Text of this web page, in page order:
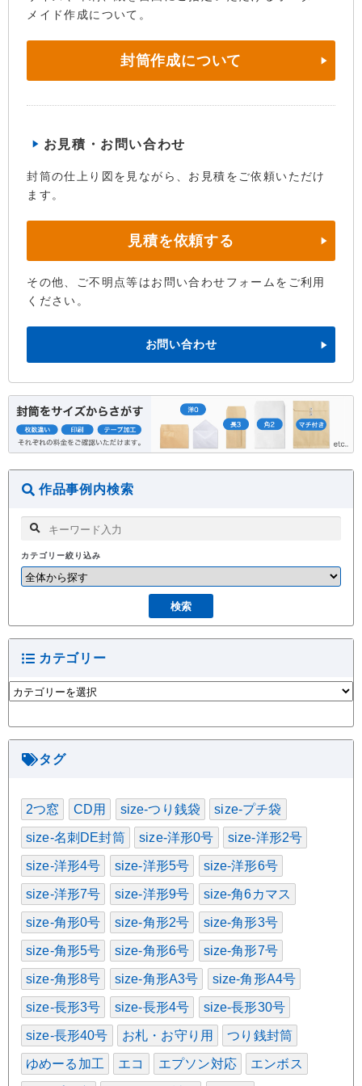
メイド作成について。
封筒作成について
お見積・お問い合わせ
封筒の仕上り図を見ながら、お見積をご依頼いただけ
ます。
見積を依頼する
その他、ご不明点等はお問い合わせフォームをご利用
ください。
お問い合わせ
作品事例内検索
カテゴリー絞り込み
カテゴリー
カ
テ
タグ
2つ窓 CD用 size-つり銭袋 size-プチ袋
size-名刺DE封筒 size-洋形0号 size-洋形2号
size-洋形4号 size-洋形5号 size-洋形6号
size-洋形7号 size-洋形9号 size-角6カマス
size-角形0号 size-角形2号 size-角形3号
size-角形5号 size-角形6号 size-角形7号
size-角形8号 size-角形A3号 size-角形A4号
size-長形3号 size-長形4号 size-長形30号
size-長形40号 お札・お守り用 つり銭封筒
ゆめーる加工 エコ エプソン対応 エンボス